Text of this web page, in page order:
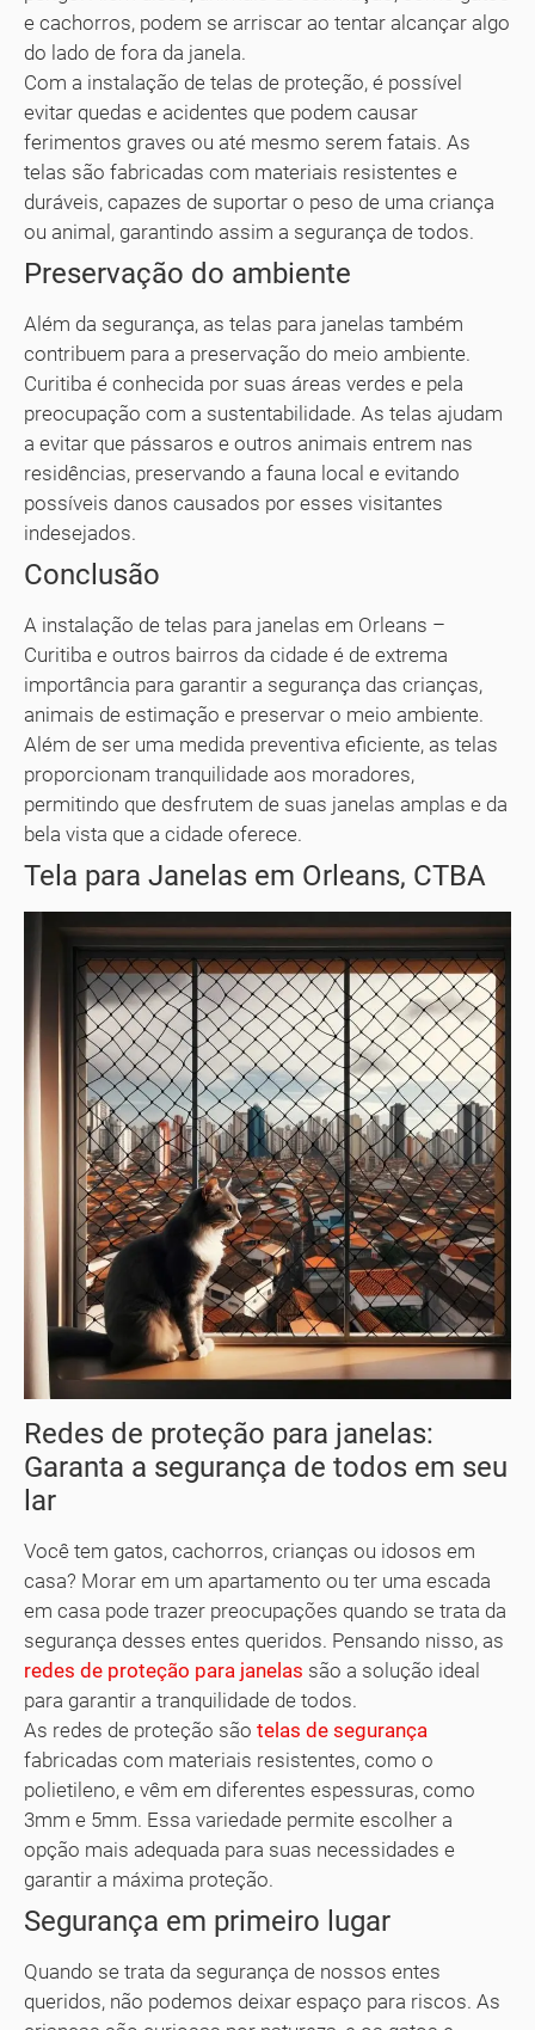
e cachorros, podem se arriscar ao tentar alcançar algo
do lado de fora da janela.
Com a instalação de telas de proteção, é possível
evitar quedas e acidentes que podem causar
ferimentos graves ou até mesmo serem fatais. As
telas são fabricadas com materiais resistentes e
duráveis, capazes de suportar o peso de uma criança
ou animal, garantindo assim a segurança de todos.
Preservação do ambiente
Além da segurança, as telas para janelas também
contribuem para a preservação do meio ambiente.
Curitiba é conhecida por suas áreas verdes e pela
preocupação com a sustentabilidade. As telas ajudam
a evitar que pássaros e outros animais entrem nas
residências, preservando a fauna local e evitando
possíveis danos causados por esses visitantes
indesejados.
Conclusão
A instalação de telas para janelas em Orleans –
Curitiba e outros bairros da cidade é de extrema
importância para garantir a segurança das crianças,
animais de estimação e preservar o meio ambiente.
Além de ser uma medida preventiva eficiente, as telas
proporcionam tranquilidade aos moradores,
permitindo que desfrutem de suas janelas amplas e da
bela vista que a cidade oferece.
Tela para Janelas em Orleans, CTBA
Redes de proteção para janelas:
Garanta a segurança de todos em seu
lar
Você tem gatos, cachorros, crianças ou idosos em
casa? Morar em um apartamento ou ter uma escada
em casa pode trazer preocupações quando se trata da
segurança desses entes queridos. Pensando nisso, as
redes de proteção para janelas são a solução ideal
para garantir a tranquilidade de todos.
As redes de proteção são telas de segurança
fabricadas com materiais resistentes, como o
polietileno, e vêm em diferentes espessuras, como
3mm e 5mm. Essa variedade permite escolher a
opção mais adequada para suas necessidades e
garantir a máxima proteção.
Segurança em primeiro lugar
Quando se trata da segurança de nossos entes
queridos, não podemos deixar espaço para riscos. As